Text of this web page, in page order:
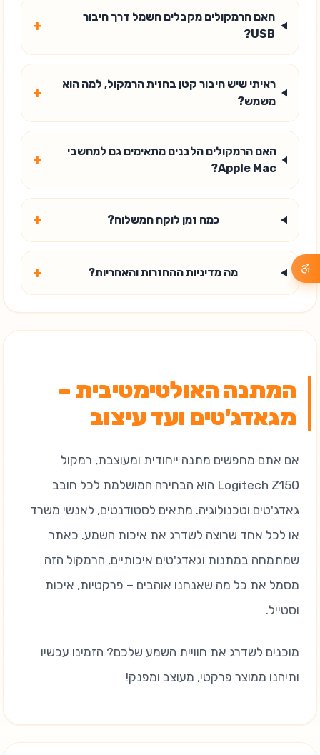
האם הרמקולים מקבלים חשמל דרך חיבור
USB?
+
ראיתי שיש חיבור קטן בחזית הרמקול, למה הוא
משמש?
+
האם הרמקולים הלבנים מתאימים גם למחשבי
Apple Mac?
+
כמה זמן לוקח המשלוח? +
מה מדיניות ההחזרות והאחריות? +
המתנה האולטימטיבית –
מגאדג'טים ועד עיצוב
אם אתם מחפשים מתנה ייחודית ומעוצבת, רמקול
Logitech Z150 הוא הבחירה המושלמת לכל חובב
גאדג'טים וטכנולוגיה. מתאים לסטודנטים, לאנשי משרד
או לכל אחד שרוצה לשדרג את איכות השמע. כאתר
שמתמחה במתנות וגאדג'טים איכותיים, הרמקול הזה
מסמל את כל מה שאנחנו אוהבים – פרקטיות, איכות
וסטייל.
מוכנים לשדרג את חוויית השמע שלכם? הזמינו עכשיו
ותיהנו ממוצר פרקטי, מעוצב ומפנק!